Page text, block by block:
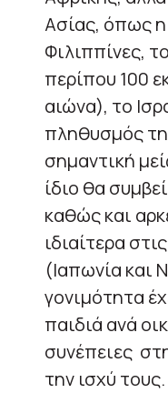
Ασίας, όπως η
Φιλιππίνες,
περίπου 100
αιώνα), το
πληθυσμός
σημαντική
ίδιο θα
καθώς και
ιδιαίτερα
(Ιαπωνία και
γονιμότητα
παιδιά ανά
συνέπειες
την ισχύ τους.